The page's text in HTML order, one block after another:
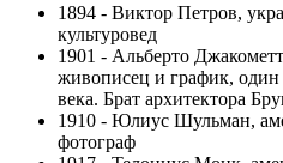
1894 - Виктор Петров,
культуровед
1901 - Альберто
живописец и график,
века. Брат архитектора
1910 - Юлиус Шульман,
фотограф